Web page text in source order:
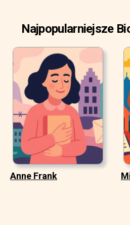
Najpopularniejsze
Anne Frank